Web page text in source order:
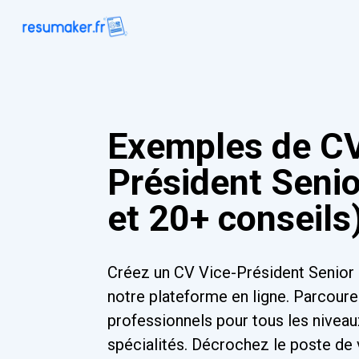
Exemples de
Président
et 20+
Créez un CV Vice-Président
notre plateforme en ligne.
professionnels pour tous les
spécialités. Décrochez le poste de